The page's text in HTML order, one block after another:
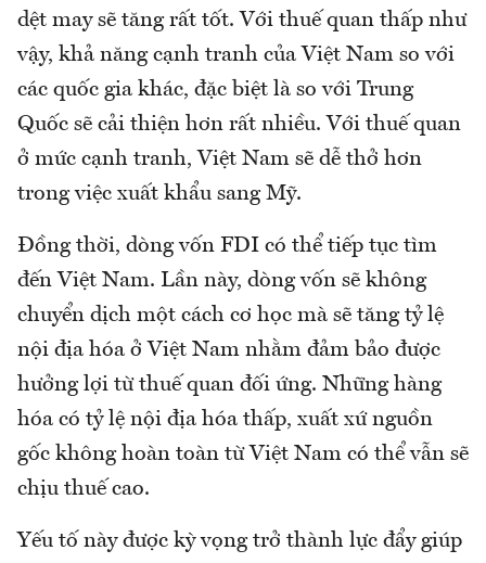
dệt may sẽ tăng rất tốt. Với thuế quan thấp như
vậy, khả năng cạnh tranh của Việt Nam so với
các quốc gia khác, đặc biệt là so với Trung
Quốc sẽ cải thiện hơn rất nhiều. Với thuế quan
ở mức cạnh tranh, Việt Nam sẽ dễ thở hơn
trong việc xuất khẩu sang Mỹ.
Đồng thời, dòng vốn FDI có thể tiếp tục tìm
đến Việt Nam. Lần này, dòng vốn sẽ không
chuyển dịch một cách cơ học mà sẽ tăng tỷ lệ
nội địa hóa ở Việt Nam nhằm đảm bảo được
hưởng lợi từ thuế quan đối ứng. Những hàng
hóa có tỷ lệ nội địa hóa thấp, xuất xứ nguồn
gốc không hoàn toàn từ Việt Nam có thể vẫn sẽ
chịu thuế cao.
Yếu tố này được kỳ vọng trở thành lực đẩy giúp